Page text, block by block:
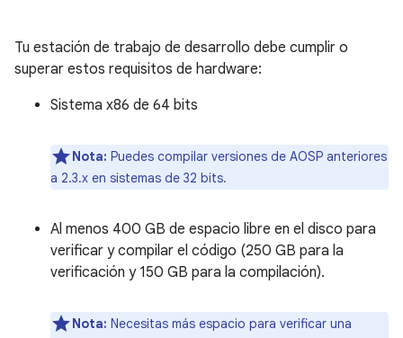
Tu estación de trabajo de desarrollo debe cumplir o
superar estos requisitos de hardware:
Sistema x86 de 64 bits
Nota: Puedes compilar versiones de AOSP anteriores
a 2.3.x en sistemas de 32 bits.
Al menos 400 GB de espacio libre en el disco para
verificar y compilar el código (250 GB para la
verificación y 150 GB para la compilación).
Nota: Necesitas más espacio para verificar una